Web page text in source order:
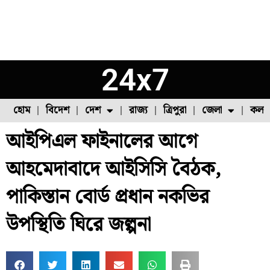
24x7
হোম বিদেশ দেশ
ফুল চাষ ফল চাষ মাছ চাষ
রাজ্য ত্রিপুরা জেলা
আইপিএল ফাইনালের আগে
আহমেদাবাদে আইসিসি বৈঠক,
পাকিস্তান বোর্ড প্রধান নকভির
উপস্থিতি ঘিরে জল্পনা